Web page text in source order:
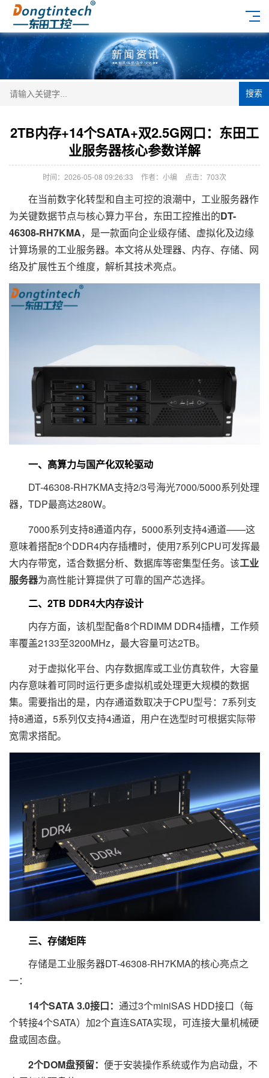
搜索
2TB内存+14个SATA+双2.5G网口：东田工
业服务器核心参数详解
时间：2026-05-08 09:26:33 作者：小编 点击： 703次
在当前数字化转型和自主可控的浪潮中，工业服务器作
为关键数据节点与核心算力平台，东田工控推出的DT-
46308-RH7KMA，是一款面向企业级存储、虚拟化及边缘
计算场景的工业服务器。本文将从处理器、内存、存储、网
络及扩展性五个维度，解析其技术亮点。
一、高算力与国产化双轮驱动
DT-46308-RH7KMA支持2/3号海光7000/5000系列处理
器，TDP最高达280W。
7000系列支持8通道内存，5000系列支持4通道——这
意味着搭配8个DDR4内存插槽时，使用7系列CPU可发挥最
大内存带宽，适合数据分析、数据库等密集型任务。该工业
服务器为高性能计算提供了可靠的国产芯选择。
二、2TB DDR4大内存设计
内存方面，该机型配备8个RDIMM DDR4插槽，工作频
率覆盖2133至3200MHz，最大容量可达2TB。
对于虚拟化平台、内存数据库或工业仿真软件，大容量
内存意味着可同时运行更多虚拟机或处理更大规模的数据
集。需要指出的是，内存通道数取决于CPU型号：7系列支
持8通道，5系列仅支持4通道，用户在选型时可根据实际带
宽需求搭配。
三、存储矩阵
存储是工业服务器DT-46308-RH7KMA的核心亮点之
一：
14个SATA 3.0接口： 通过3个miniSAS HDD接口（每
个转接4个SATA）加2个直连SATA实现，可连接大量机械硬
盘或固态盘。
2个DOM盘预留： 便于安装操作系统或作为启动盘，不